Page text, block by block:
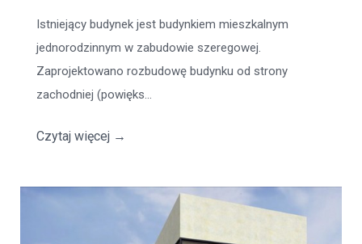
Istniejący budynek jest budynkiem mieszkalnym
jednorodzinnym w zabudowie szeregowej.
Zaprojektowano rozbudowę budynku od strony
zachodniej (powięks...
Czytaj więcej →